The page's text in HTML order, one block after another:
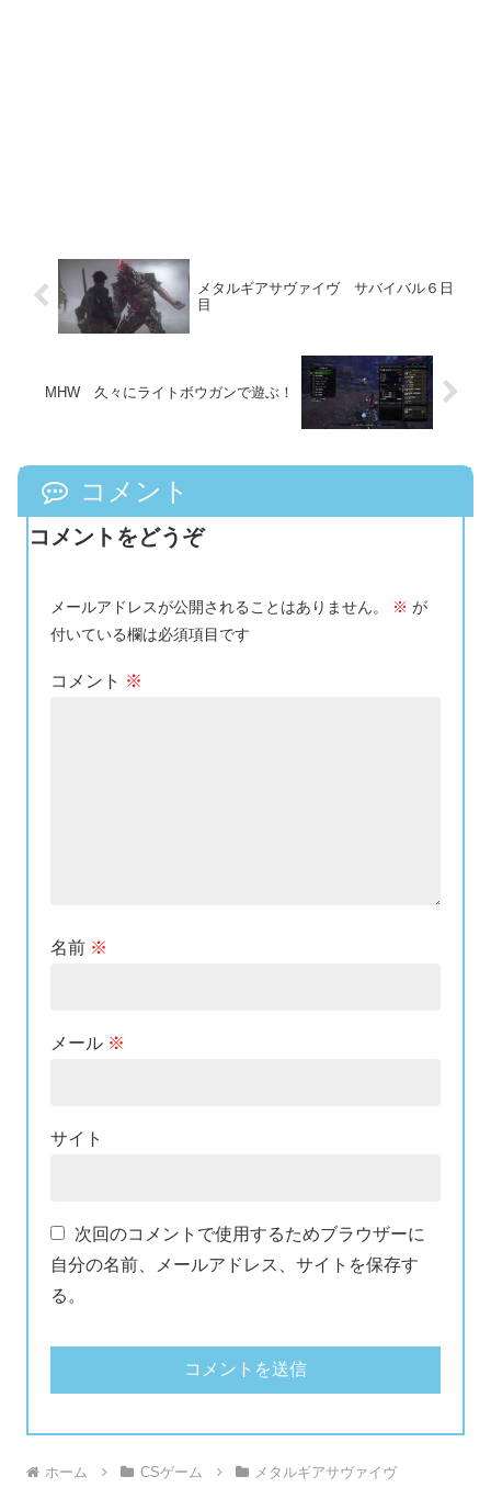
メタルギアサヴァイヴ サバイバル６日
目
MHW 久々にライトボウガンで遊ぶ！
コメント
コメントをどうぞ
メールアドレスが公開されることはありません。 ※ が
付いている欄は必須項目です
コメント ※
名前 ※
メール ※
サイト
次回のコメントで使用するためブラウザーに
自分の名前、メールアドレス、サイトを保存す
る。
ホーム CSゲーム メタルギアサヴァイヴ